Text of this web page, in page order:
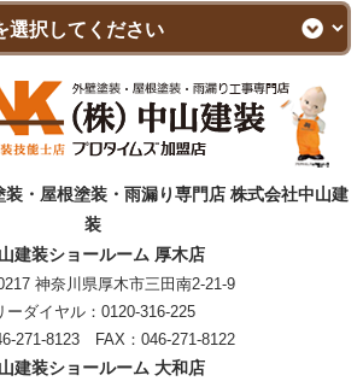
装・屋根塗装・雨漏り専門店 株式会社中山建
装
建装ショールーム 厚木店
神奈川県厚木市三田南2-21-9
ーダイヤル： 0120-316-225
271-8123 FAX：046-271-8122
建装ショールーム 大和店